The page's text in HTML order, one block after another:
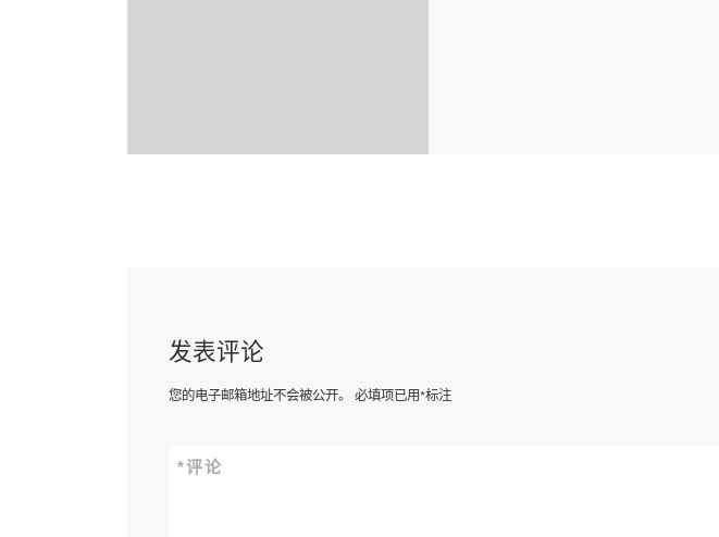
发表评论
您的电子邮箱地址不会被公开。 必填项已用*标注
评论
*